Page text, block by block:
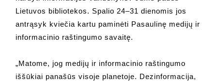
Lietuvos bibliotekos. Spalio 24–31 dienomis jos
antrąsyk kviečia kartu paminėti Pasaulinę medijų ir
informacinio raštingumo savaitę.
„Matome, jog medijų ir informacinio raštingumo
iššūkiai panašūs visoje planetoje. Dezinformacija,